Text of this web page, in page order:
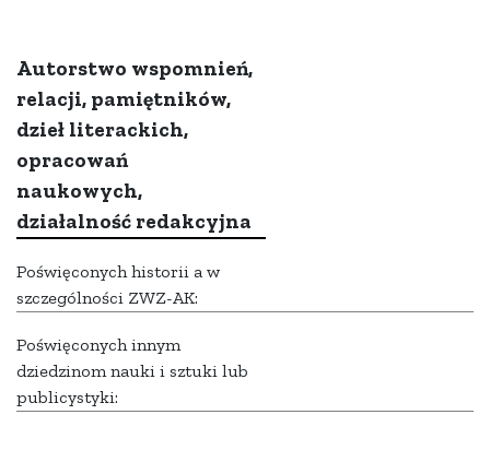
Autorstwo wspomnień,
relacji, pamiętników,
dzieł literackich,
opracowań
naukowych,
działalność redakcyjna
Poświęconych historii a w
szczególności ZWZ-AK:
Poświęconych innym
dziedzinom nauki i sztuki lub
publicystyki: